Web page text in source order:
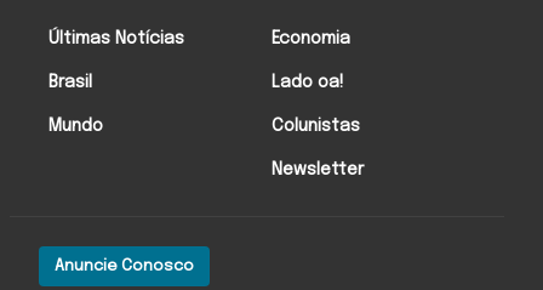
Anuncie Conosco
Últimas Notícias
Brasil
Mundo
Economia
Lado oa!
Colunistas
Newsletter